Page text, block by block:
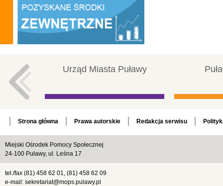
Urząd Miasta Puławy
Strona główna Prawa autorskie Redakcja serwisu
Miejski Ośrodek Pomocy Społecznej
24-100 Puławy, ul. Leśna 17
tel./fax (81) 458 62 01, (81) 458 62 09
e-mail: sekretariat@mops.pulawy.pl